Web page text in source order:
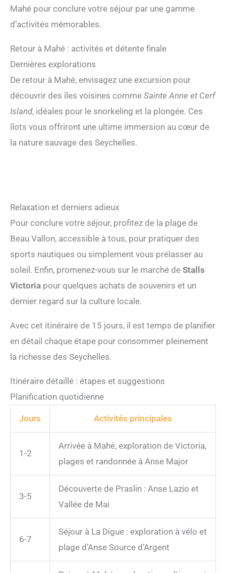
Mahé pour conclure votre séjour par une gamme
d’activités mémorables.
Retour à Mahé : activités et détente finale
Dernières explorations
De retour à Mahé, envisagez une excursion pour
découvrir des îles voisines comme Sainte Anne et Cerf
Island, idéales pour le snorkeling et la plongée. Ces
îlots vous offriront une ultime immersion au cœur de
la nature sauvage des Seychelles.
Relaxation et derniers adieux
Pour conclure votre séjour, profitez de la plage de
Beau Vallon, accessible à tous, pour pratiquer des
sports nautiques ou simplement vous prélasser au
soleil. Enfin, promenez-vous sur le marché de Stalls
Victoria pour quelques achats de souvenirs et un
dernier regard sur la culture locale.
Avec cet itinéraire de 15 jours, il est temps de planifier
en détail chaque étape pour consommer pleinement
la richesse des Seychelles.
Itinéraire détaillé : étapes et suggestions
Planification quotidienne
Jours Activités principales
1-2
Arrivée à Mahé, exploration de Victoria,
plages et randonnée à Anse Major
3-5
Découverte de Praslin : Anse Lazio et
Vallée de Mai
6-7
Séjour à La Digue : exploration à vélo et
plage d’Anse Source d’Argent